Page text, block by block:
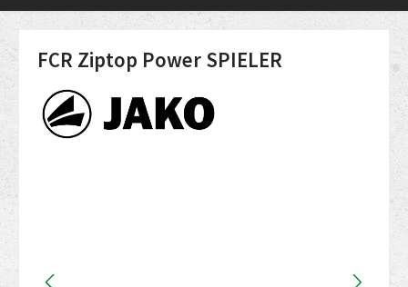
FCR Ziptop Power SPIELER